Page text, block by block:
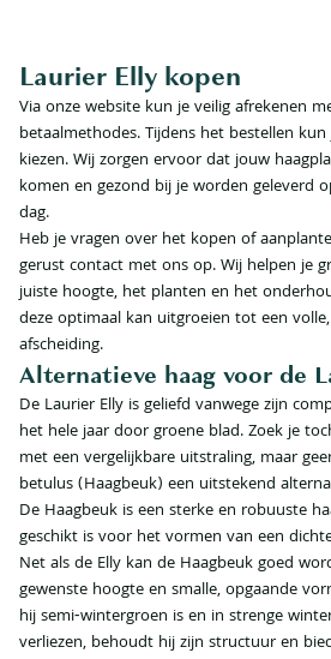
Laurier Elly kopen
Via onze website kun je veilig afrekenen
betaalmethodes. Tijdens het bestellen
kiezen. Wij zorgen ervoor dat jouw
komen en gezond bij je worden geleverd
dag.
Heb je vragen over het kopen of
gerust contact met ons op. Wij helpen je
juiste hoogte, het planten en het
deze optimaal kan uitgroeien tot een
afscheiding.
Alternatieve haag voor de
De Laurier Elly is geliefd vanwege zijn
het hele jaar door groene blad. Zoek je
met een vergelijkbare uitstraling, maar
betulus (Haagbeuk) een uitstekend
De Haagbeuk is een sterke en robuuste
geschikt is voor het vormen van een
Net als de Elly kan de Haagbeuk goed
gewenste hoogte en smalle, opgaande
hij semi‑wintergroen is en in strenge
verliezen, behoudt hij zijn structuur en